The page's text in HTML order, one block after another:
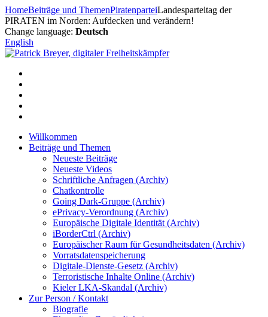
Zum
Inhalt
springen
HomeBeiträge und ThemenPiratenparteiLandesparteitag der
PIRATEN im Norden: Aufdecken und verändern!
Change language: Deutsch
English
Willkommen
Beiträge und Themen
Neueste Beiträge
Neueste Videos
Schriftliche Anfragen (Archiv)
Chatkontrolle
Going Dark-Gruppe (Archiv)
ePrivacy-Verordnung (Archiv)
Europäische Digitale Identität (Archiv)
iBorderCtrl (Archiv)
Europäischer Raum für Gesundheitsdaten (Archiv)
Vorratsdatenspeicherung
Digitale-Dienste-Gesetz (Archiv)
Terroristische Inhalte Online (Archiv)
Kieler LKA-Skandal (Archiv)
Zur Person / Kontakt
Biografie